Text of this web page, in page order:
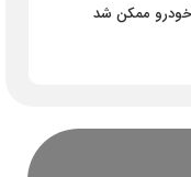
ممکن شد